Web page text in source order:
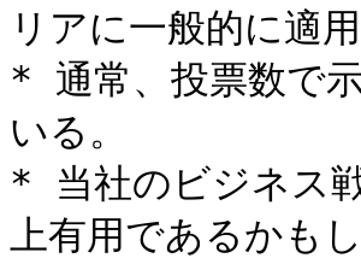
リアに一般的に適
* 通常、投票数で
いる。
* 当社のビジネス
上有用であるか